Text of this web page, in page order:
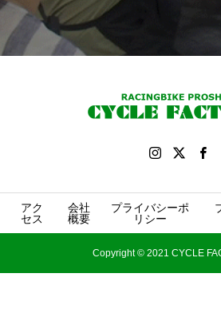
アク
セス
会社
概要
プライバシーポ
リシー
Copyright © 2021 CYCLE